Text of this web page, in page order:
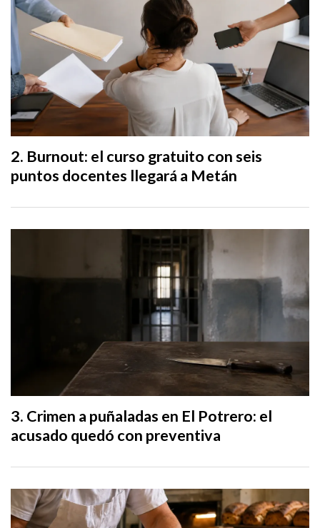
Burnout: el curso gratuito con seis
puntos docentes llegará a Metán
Crimen a puñaladas en El Potrero: el
acusado quedó con preventiva